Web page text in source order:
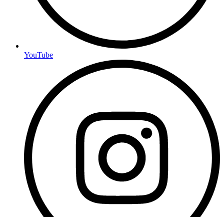
YouTube